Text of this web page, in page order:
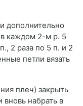
дополнительно
в каждом 2-м р. 5
2 раза по 5 п. и 2
петли вязать
плеч) закрыть
набрать в